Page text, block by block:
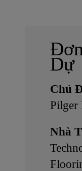
Dự
Chủ
Pilger
Nhà